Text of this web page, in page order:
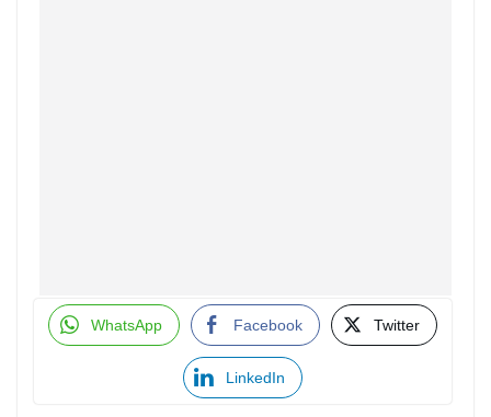
WhatsApp Facebook Twitter
LinkedIn